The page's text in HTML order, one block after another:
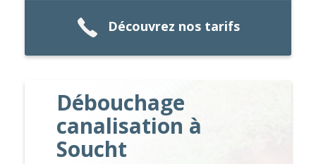
Découvrez nos tarifs
Débouchage
canalisation à
Soucht